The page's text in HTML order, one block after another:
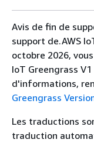
Avis de fin de
support de.AWS
octobre 2026,
IoT Greengrass
d'informations,
Greengrass
Les traductions
traduction